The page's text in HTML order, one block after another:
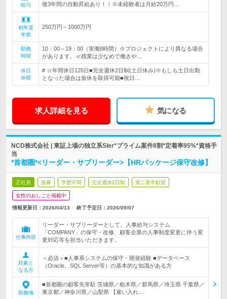
給与
後3年間の自動昇給あり！！※未経験者は月給20万円…
初年度
年収
250万円～1000万円
勤務
時間
10：00～19：00（実働8時間）※プロジェクトにより異なる場合
があります。≪残業は少なめで働きや…
休日
休暇
# ☆年間休日125日■完全週休2日制(土日休み)※もしも土日出勤
となった場合は振休を取得可能■祝日…
求人詳細を見る 気になる
NCD株式会社 | 東証上場の独立系SIer*プライム案件8割*定着率95%*資格手
当
*首都圏*<リーダー・サブリーダー>【HRパッケージ保守改修】
正社員 急募 学歴不問 完全週休2日制 第二新卒歓迎
女性のおしごと掲載中
情報更新日：2026/04/13 終了予定日： 2026/09/07
仕事内容
リーダー・サブリーダーとして、人事給与システム
「COMPANY」の保守・改修、顧客企業の人事制度変更に伴う変
更対応等を担当いただきます。
対象と
なる方
＜必須＞■人事系システムの保守・開発経験 ■データベース
（Oracle、SQL Server等）の基本的な知識がある方
勤務地
■首都圏の顧客先常駐 茨城県／栃木県／群馬県／埼玉県 千葉県／
東京都／神奈川県／山梨県 【雇い入れ…